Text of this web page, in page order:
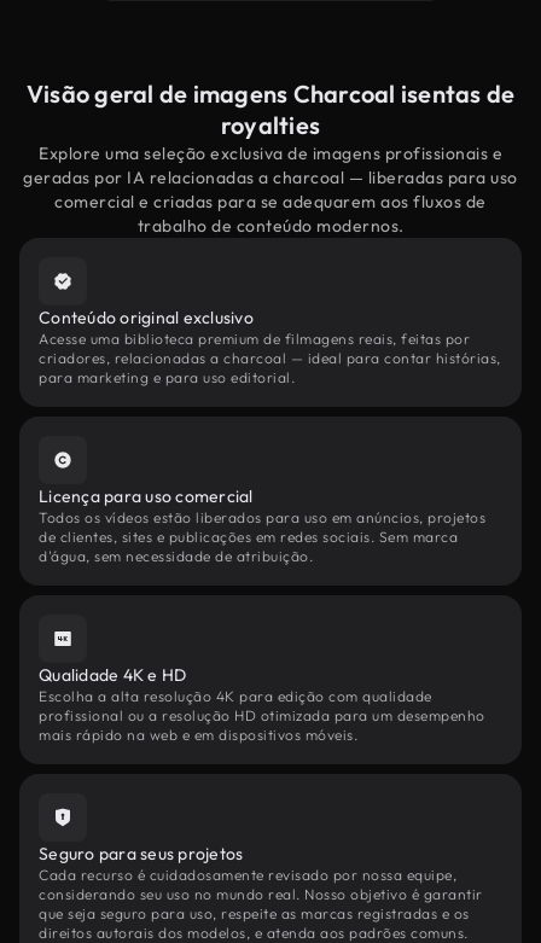
Visão geral de imagens Charcoal isentas de
royalties
Explore uma seleção exclusiva de imagens profissionais e
geradas por IA relacionadas a charcoal — liberadas para uso
comercial e criadas para se adequarem aos fluxos de
trabalho de conteúdo modernos.
Conteúdo original exclusivo
Acesse uma biblioteca premium de filmagens reais, feitas por
criadores, relacionadas a charcoal — ideal para contar histórias,
para marketing e para uso editorial.
Licença para uso comercial
Todos os vídeos estão liberados para uso em anúncios, projetos
de clientes, sites e publicações em redes sociais. Sem marca
d'água, sem necessidade de atribuição.
Qualidade 4K e HD
Escolha a alta resolução 4K para edição com qualidade
profissional ou a resolução HD otimizada para um desempenho
mais rápido na web e em dispositivos móveis.
Seguro para seus projetos
Cada recurso é cuidadosamente revisado por nossa equipe,
considerando seu uso no mundo real. Nosso objetivo é garantir
que seja seguro para uso, respeite as marcas registradas e os
direitos autorais dos modelos, e atenda aos padrões comuns.